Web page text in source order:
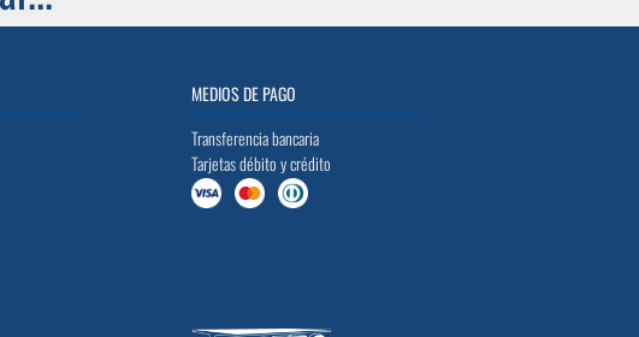
MEDIOS DE PAGO
Transferencia bancaria
Tarjetas débito y crédito